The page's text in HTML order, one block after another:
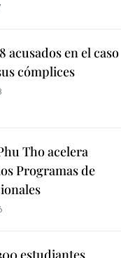
acusados en el caso
cómplices
Tho acelera
Programas de